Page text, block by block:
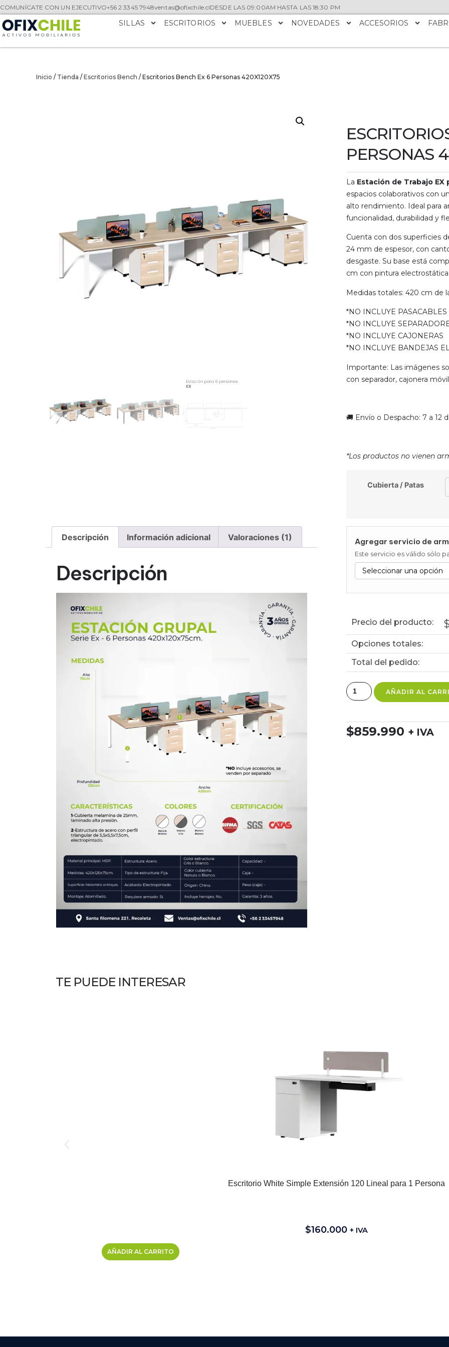
COMUNÍCATE CON UN EJECUTIVO+56 2 3345 7948ventas@ofixchile.clDESDE LAS 09:00AM HASTA LAS 18:30 PM
SILLAS ESCRITORIOS MUEBLES NOVEDADES ACCESORIOS
Inicio / Tienda / Escritorios Bench / Escritorios Bench Ex 6 Personas 420X120X75
Descripción Información adicional Valoraciones (1)
Descripción
PERSONAS
La Estación de Trabajo EX
espacios colaborativos con
alto rendimiento. Ideal para
funcionalidad, durabilidad y
Cuenta con dos superficies
24 mm de espesor, con
desgaste. Su base está
cm con pintura
Medidas totales: 420 cm de
*NO INCLUYE PASACABLES
*NO INCLUYE
*NO INCLUYE CAJONERAS
*NO INCLUYE BANDEJAS
Importante: Las imágenes
con separador, cajonera
🚚 Envío o Despacho: 7 a 12
*Los productos no vienen
Cubierta / Patas
Agregar servicio de
Este servicio es válido sólo
Precio del producto:
Opciones totales:
Total del pedido:
AÑADIR AL
$859.990 + IVA
TE PUEDE INTERESAR
Escritorio White Simple Extensión 120 Lineal para 1 Persona
$160.000 + IVA
AÑADIR AL CARRITO